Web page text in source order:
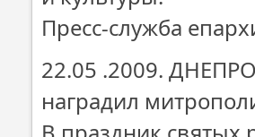
Пресс-служба
22.05 .2009.
наградил